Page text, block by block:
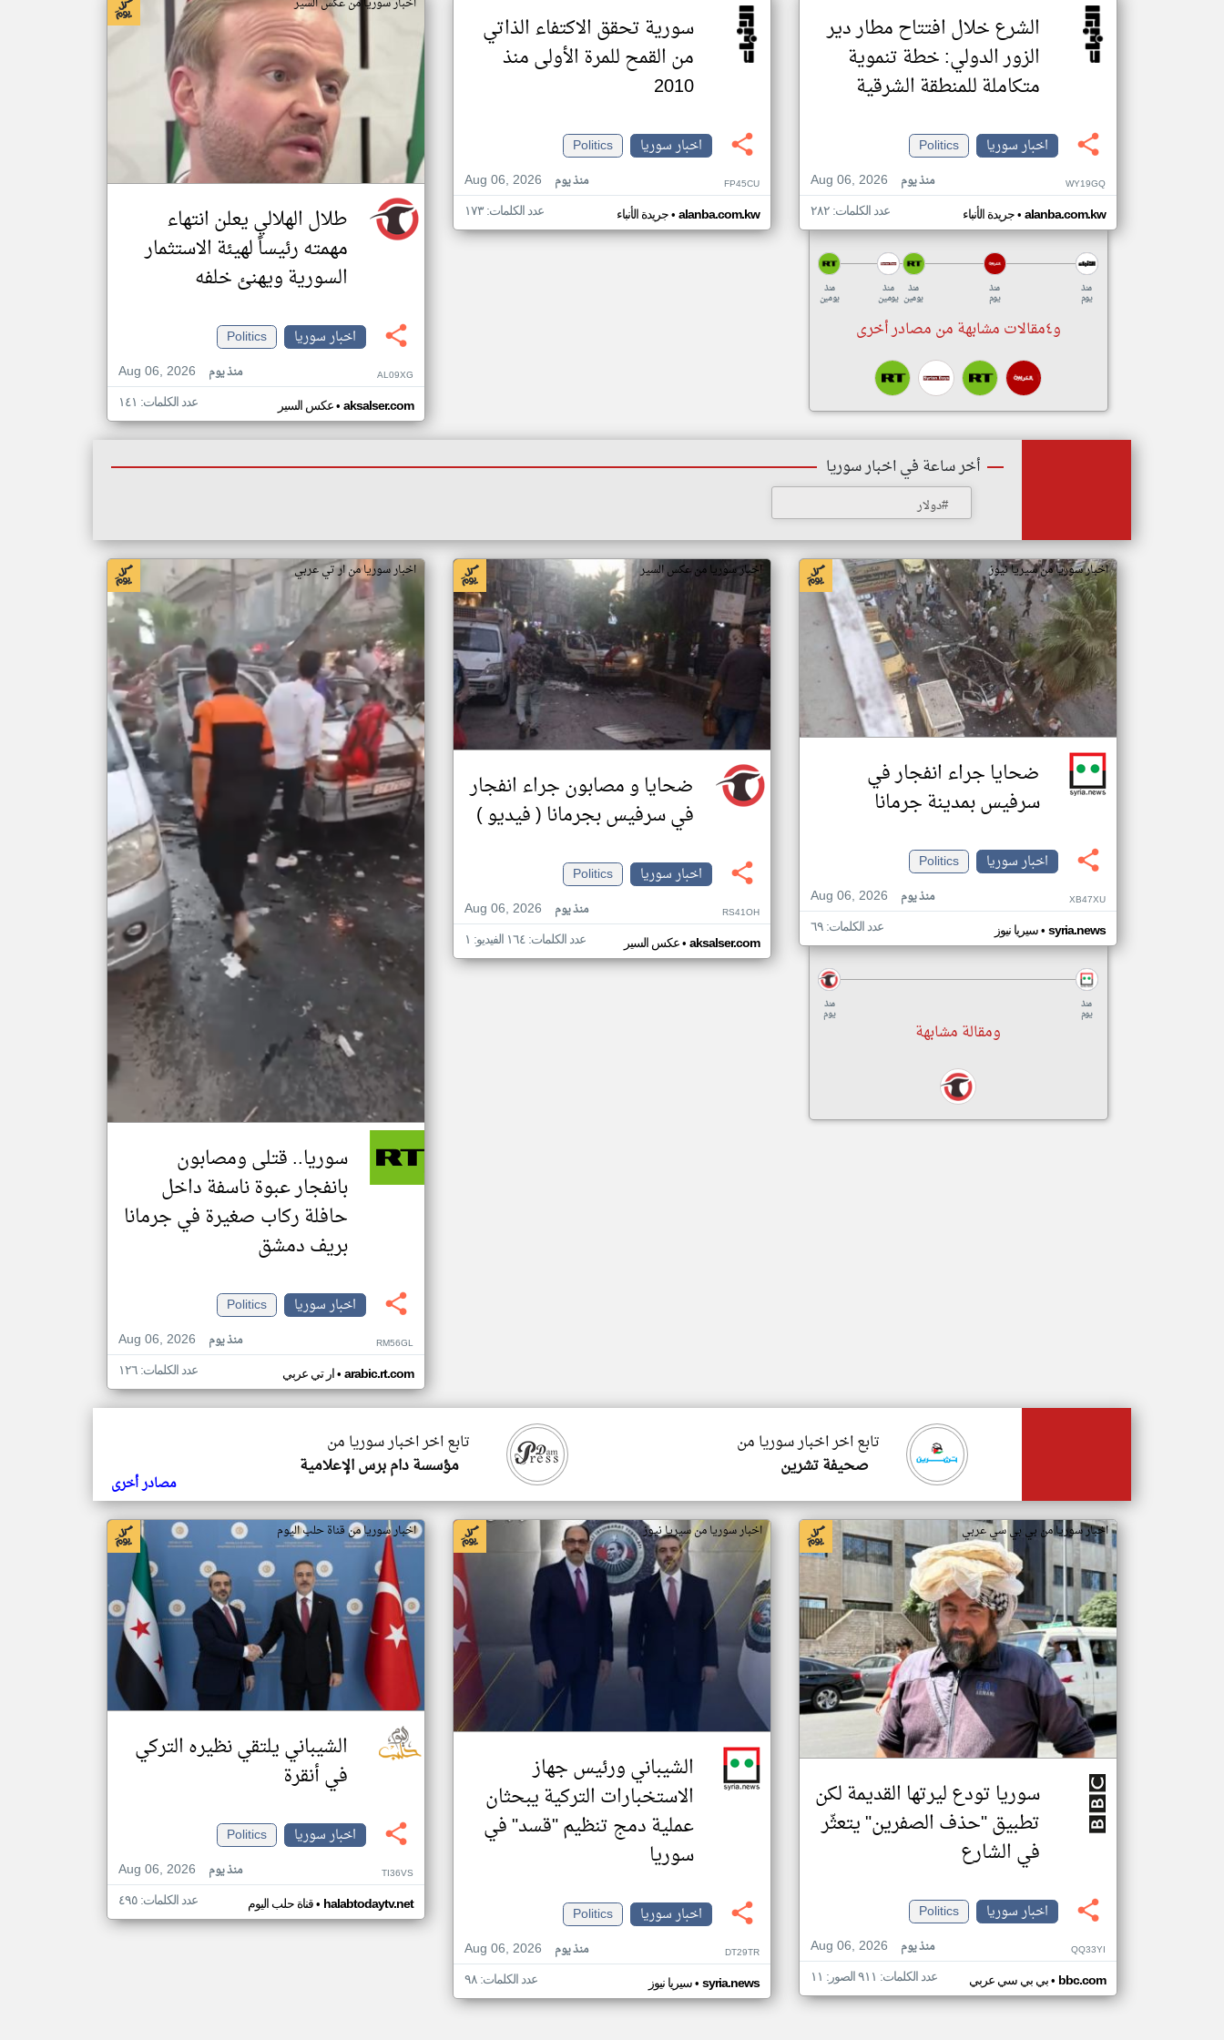
الشرع خلال افتتاح مطار دير
الزور الدولي: خطة تنموية
متكاملة للمنطقة الشرقية
اخبار سوريا
Politics
Aug 06, 2026
منذ يوم WY19GQ
جريدة الأنباء• alanba.com.kw عدد الكلمات: ٢٨٢
منذ
يومين
منذ
يومين
منذ
يومين
منذ
يوم
منذ
يوم
و٤مقالات مشابهة من مصادر أخرى
سورية تحقق الاكتفاء الذاتي
من القمح للمرة الأولى منذ
2010
اخبار سوريا
Politics
Aug 06, 2026
منذ يوم FP45CU
جريدة الأنباء• alanba.com.kw عدد الكلمات: ١٧٣
طلال الهلالي يعلن انتهاء
مهمته رئيساً لهيئة الاستثمار
السورية ويهنئ خلفه
اخبار سوريا
Politics
Aug 06, 2026
منذ يوم AL09XG
عكس السير• aksalser.com عدد الكلمات: ١٤١
أخر ساعة في اخبار سوريا
#دولار
اخبار سوريا من سيريا نيوز
ضحايا جراء انفجار في
سرفيس بمدينة جرمانا
اخبار سوريا
Politics
Aug 06, 2026
منذ يوم XB47XU
سيريا نيوز• syria.news عدد الكلمات: ٦٩
منذ
يوم
منذ
يوم
ومقالة مشابهة
اخبار سوريا من عكس السير
ضحايا و مصابون جراء انفجار
في سرفيس بجرمانا ( فيديو )
اخبار سوريا
Politics
Aug 06, 2026
منذ يوم RS41OH
عكس السير• aksalser.com عدد الكلمات: ١٦٤ الفيديو: ١
اخبار سوريا من ار تي عربي
سوريا.. قتلى ومصابون
بانفجار عبوة ناسفة داخل
حافلة ركاب صغيرة في جرمانا
بريف دمشق
اخبار سوريا
Politics
Aug 06, 2026
منذ يوم RM56GL
ار تي عربي• arabic.rt.com عدد الكلمات: ١٢٦
تابع اخر اخبار سوريا من
مؤسسة دام برس الإعلامية
تابع اخر اخبار سوريا من
صحيفة تشرين
مصادر أخرى
اخبار سوريا من بي بي سي عربي
سوريا تودع ليرتها القديمة لكن
تطبيق "حذف الصفرين" يتعثّر
في الشارع
اخبار سوريا
Politics
Aug 06, 2026
منذ يوم QQ33YI
بي بي سي عربي• bbc.com عدد الكلمات: ٩١١ الصور: ١١
اخبار سوريا من سيريا نيوز
الشيباني ورئيس جهاز
الاستخبارات التركية يبحثان
عملية دمج تنظيم "قسد" في
سوريا
اخبار سوريا
Politics
Aug 06, 2026
منذ يوم DT29TR
سيريا نيوز• syria.news عدد الكلمات: ٩٨
اخبار سوريا من قناة حلب اليوم
الشيباني يلتقي نظيره التركي
في أنقرة
اخبار سوريا
Politics
Aug 06, 2026
منذ يوم TI36VS
قناة حلب اليوم• halabtodaytv.net عدد الكلمات: ٤٩٥